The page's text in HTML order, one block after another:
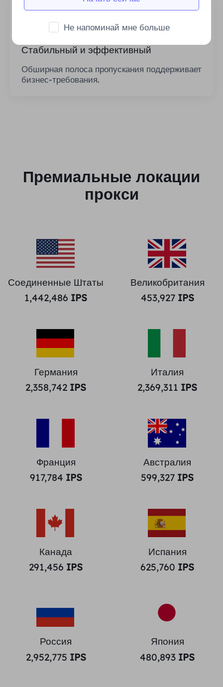
Стабильный и эффективный
Обширная полоса пропускания поддерживает
бизнес-требования.
Премиальные локации
прокси
Соединенные Штаты
1,442,486 IPS
Великобритания
453,927IPS
Германия
2,358,742 IPS
Италия
2,369,311 IPS
Франция
917,784 IPS
Австралия
599,327 IPS
Канада
291,456 IPS
Испания
625,760 IPS
Россия
2,952,775 IPS
Япония
480,893 IPS
Не напоминай мне больше